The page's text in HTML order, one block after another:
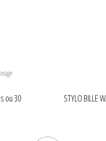
ou 30 STYLO BILLE